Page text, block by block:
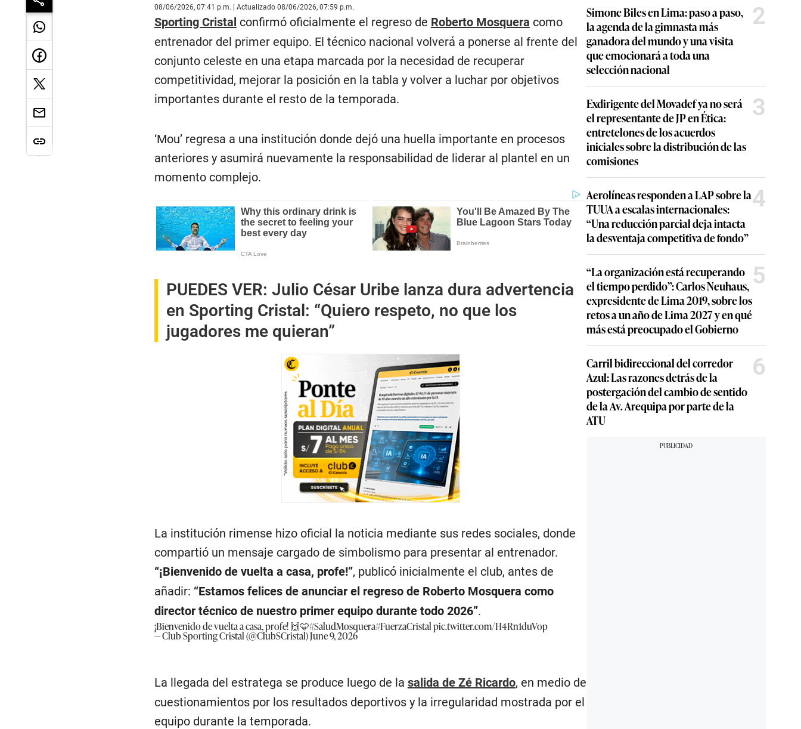
08/06/2026, 07:41 p.m. | Actualizado 08/06/2026, 07:59 p.m.
Sporting Cristal confirmó oficialmente el regreso de Roberto Mosquera como
entrenador del primer equipo. El técnico nacional volverá a ponerse al frente del
conjunto celeste en una etapa marcada por la necesidad de recuperar
competitividad, mejorar la posición en la tabla y volver a luchar por objetivos
importantes durante el resto de la temporada.
‘Mou’ regresa a una institución donde dejó una huella importante en procesos
anteriores y asumirá nuevamente la responsabilidad de liderar al plantel en un
momento complejo.
PUEDES VER: Julio César Uribe lanza dura advertencia
en Sporting Cristal: “Quiero respeto, no que los
jugadores me quieran”
La institución rimense hizo oficial la noticia mediante sus redes sociales, donde
compartió un mensaje cargado de simbolismo para presentar al entrenador.
“¡Bienvenido de vuelta a casa, profe!”, publicó inicialmente el club, antes de
añadir: “Estamos felices de anunciar el regreso de Roberto Mosquera como
director técnico de nuestro primer equipo durante todo 2026”.
¡Bienvenido de vuelta a casa, profe! 🙌🩵#SaludMosquera#FuerzaCristalpic.twitter.com/H4Rn1duVop
— Club Sporting Cristal (@ClubSCristal)June 9, 2026
La llegada del estratega se produce luego de la salida de Zé Ricardo, en medio de
cuestionamientos por los resultados deportivos y la irregularidad mostrada por el
equipo durante la temporada.
Simone Biles en Lima: paso a paso,
la agenda de la gimnasta más
ganadora del mundo y una visita
que emocionará a toda una
selección nacional
2
Exdirigente del Movadef ya no será
el representante de JP en Ética:
entretelones de los acuerdos
iniciales sobre la distribución de las
comisiones
3
Aerolíneas responden a LAP sobre la
TUUA a escalas internacionales:
“Una reducción parcial deja intacta
la desventaja competitiva de fondo”
4
“La organización está recuperando
el tiempo perdido”: Carlos Neuhaus,
expresidente de Lima 2019, sobre los
retos a un año de Lima 2027 y en qué
más está preocupado el Gobierno
5
Carril bidireccional del corredor
Azul: Las razones detrás de la
postergación del cambio de sentido
de la Av. Arequipa por parte de la
ATU
6